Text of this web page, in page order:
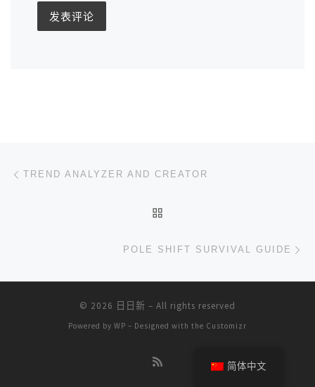
文章导航
TREND ANALYZER AND CREATOR
POLE SHIFT SURVIVAL GUIDE
© 2026 日日新 – All rights reserved
Powered by WP – Designed with the Customizr
简体中文